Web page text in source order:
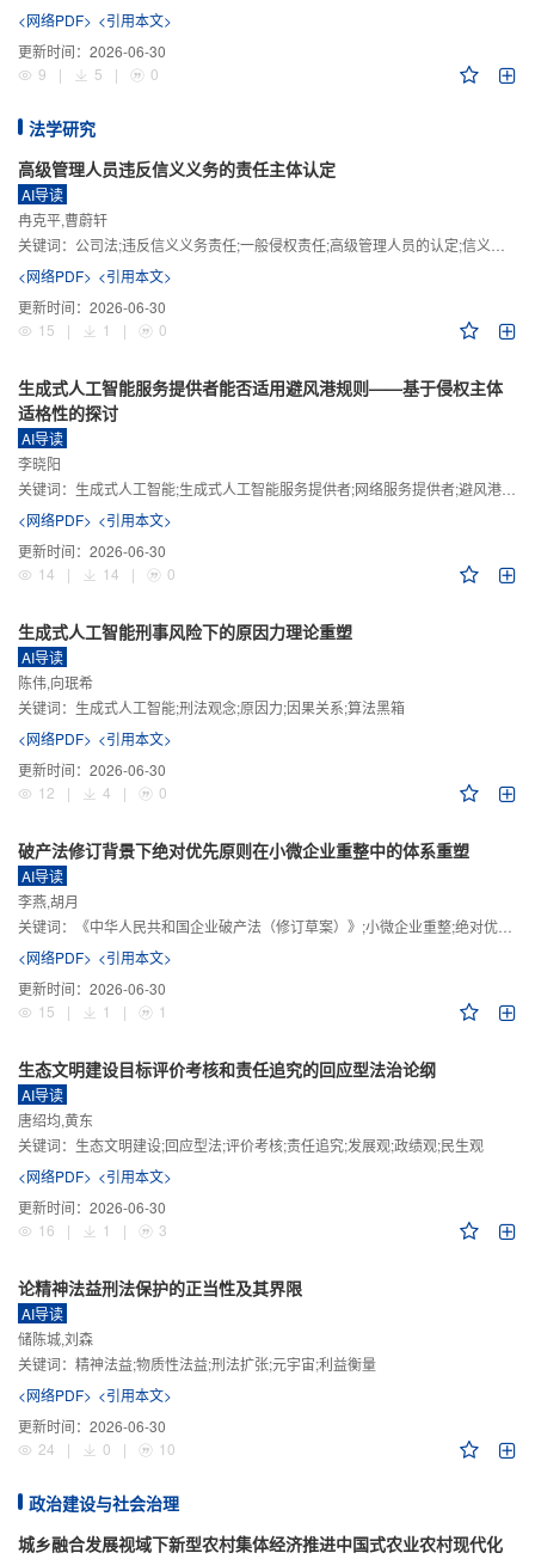
<网络PDF> <引用本文>
更新时间： 2026-06-30
9
| 5 | 0
法学研究
高级管理人员违反信义义务的责任主体认定
AI导读
冉克平,曹蔚轩
关键词： 公司法;违反信义义务责任;一般侵权责任;高级管理人员的认定;信义义务
<网络PDF> <引用本文>
更新时间： 2026-06-30
15
| 1 | 0
生成式人工智能服务提供者能否适用避风港规则——基于侵权主体
适格性的探讨
AI导读
李晓阳
关键词： 生成式人工智能;生成式人工智能服务提供者;网络服务提供者;避风港规则;版权责任
<网络PDF> <引用本文>
更新时间： 2026-06-30
14
| 14 | 0
生成式人工智能刑事风险下的原因力理论重塑
AI导读
陈伟,向珉希
关键词： 生成式人工智能;刑法观念;原因力;因果关系;算法黑箱
<网络PDF> <引用本文>
更新时间： 2026-06-30
12
| 4 | 0
破产法修订背景下绝对优先原则在小微企业重整中的体系重塑
AI导读
李燕,胡月
关键词：
《中华人民共和国企业破产法（修订草案）》;小微企业重整;绝对优先原则;股东权益保留;预期可支配收入标准
<网络PDF> <引用本文>
更新时间： 2026-06-30
15
| 1 | 1
生态文明建设目标评价考核和责任追究的回应型法治论纲
AI导读
唐绍均,黄东
关键词： 生态文明建设;回应型法;评价考核;责任追究;发展观;政绩观;民生观
<网络PDF> <引用本文>
更新时间： 2026-06-30
16
| 1 | 3
论精神法益刑法保护的正当性及其界限
AI导读
储陈城,刘森
关键词： 精神法益;物质性法益;刑法扩张;元宇宙;利益衡量
<网络PDF> <引用本文>
更新时间： 2026-06-30
24
| 0 | 10
政治建设与社会治理
城乡融合发展视域下新型农村集体经济推进中国式农业农村现代化